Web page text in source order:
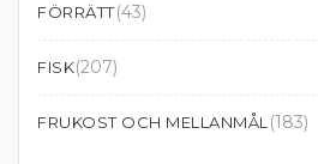
FÖRRÄTT(43)
FISK(207)
FRUKOST OCH MELLANMÅL(183)